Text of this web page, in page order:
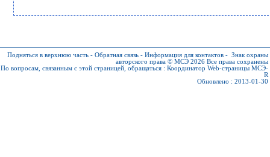
Подняться в верхнюю часть - Обратная связь - Информация для контактов - Знак охраны
авторского права © МСЭ 2026 Все права сохранены
По вопросам, связанным с этой страницей, обращаться : Координатор Web-страницы МСЭ-
R
Обновлено : 2013-01-30